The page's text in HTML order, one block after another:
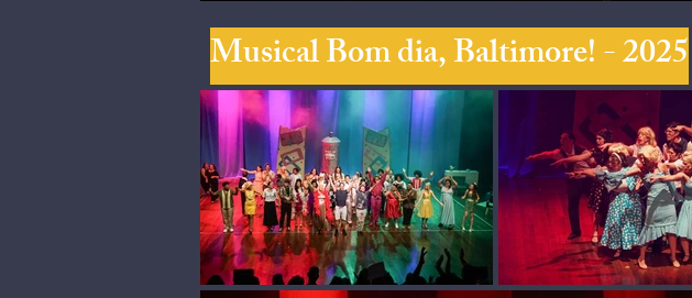
Musical Bom dia, Baltimore! - 2025